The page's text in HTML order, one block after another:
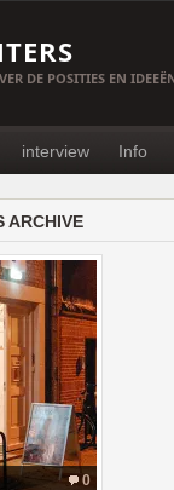
DE POSITIES EN
interview Info
ARCHIVE
0